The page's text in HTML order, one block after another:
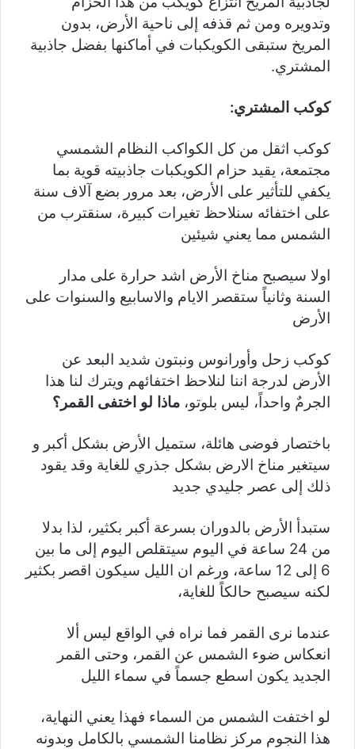
وتدويره ومن ثم قذفه إلى ناحية الأرض، بدون
المريخ ستبقى الكويكبات في أماكنها بفضل جاذبية
المشتري.
كوكب المشتري:
كوكب اثقل من كل الكواكب النظام الشمسي
مجتمعة، يقيد حزام الكويكبات جاذبيته قوية بما
يكفي للتأثير على الأرض، بعد مرور بضع آلاف سنة
على اختفائه سنلاحظ تغيرات كبيرة، سنقترب من
الشمس مما يعني شيئين
اولا سيصبح مناخ الأرض اشد حرارة على مدار
السنة وثانياً ستقصر الايام والاسابيع والسنوات على
الأرض
كوكب زحل وأورانوس ونبتون شديد البعد عن
الأرض لدرجة اننا لنلاحظ اختفائهم ويترك لنا هذا
الجرمٌ واحداً، ليس بلوتو، ماذا لو اختفى القمر؟
باختصار فوضى هائلة، ستميل الأرض بشكل أكبر و
سيتغير مناخ الارض بشكل جذري للغاية وقد يقود
ذلك إلى عصر جليدي جديد
ستبدأ الأرض بالدوران بسرعة أكبر بكثير، لذا بدلا
من 24 ساعة في اليوم سيتقلص اليوم إلى ما بين
6 إلى 12 ساعة، ورغم ان الليل سيكون اقصر بكثير
لكنه سيصبح حالكاً للغاية،
عندما نرى القمر فما نراه في الواقع ليس ألا
انعكاس ضوء الشمس عن القمر، وحتى القمر
الجديد يكون اسطع جسماً في سماء الليل
لو اختفت الشمس من السماء فهذا يعني النهاية،
هذا النجوم مركز نظامنا الشمسي بالكامل وبدونه